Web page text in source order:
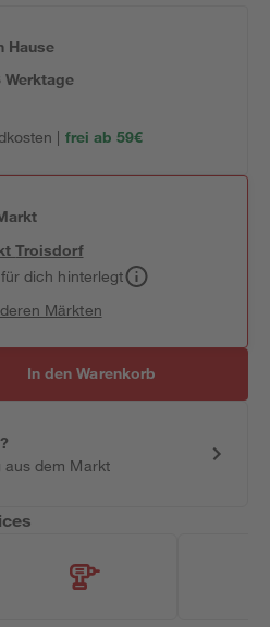
Hause
Werktage
| frei ab 59€
Troisdorf
dich hinterlegt
Märkten
In den Warenkorb
aus dem Markt